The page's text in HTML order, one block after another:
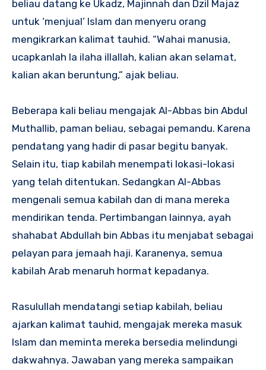
beliau datang ke Ukadz, Majinnah dan Dzil Majaz
untuk ‘menjual’ Islam dan menyeru orang
mengikrarkan kalimat tauhid. “Wahai manusia,
ucapkanlah la ilaha illallah, kalian akan selamat,
kalian akan beruntung,” ajak beliau.
Beberapa kali beliau mengajak Al-Abbas bin Abdul
Muthallib, paman beliau, sebagai pemandu. Karena
pendatang yang hadir di pasar begitu banyak.
Selain itu, tiap kabilah menempati lokasi-lokasi
yang telah ditentukan. Sedangkan Al-Abbas
mengenali semua kabilah dan di mana mereka
mendirikan tenda. Pertimbangan lainnya, ayah
shahabat Abdullah bin Abbas itu menjabat sebagai
pelayan para jemaah haji. Karanenya, semua
kabilah Arab menaruh hormat kepadanya.
Rasulullah mendatangi setiap kabilah, beliau
ajarkan kalimat tauhid, mengajak mereka masuk
Islam dan meminta mereka bersedia melindungi
dakwahnya. Jawaban yang mereka sampaikan